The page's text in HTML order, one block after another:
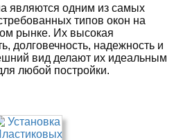
являются одним из самых
типов окон на
рынке. Их высокая
долговечность, надежность и
вид делают их идеальным
любой постройки.